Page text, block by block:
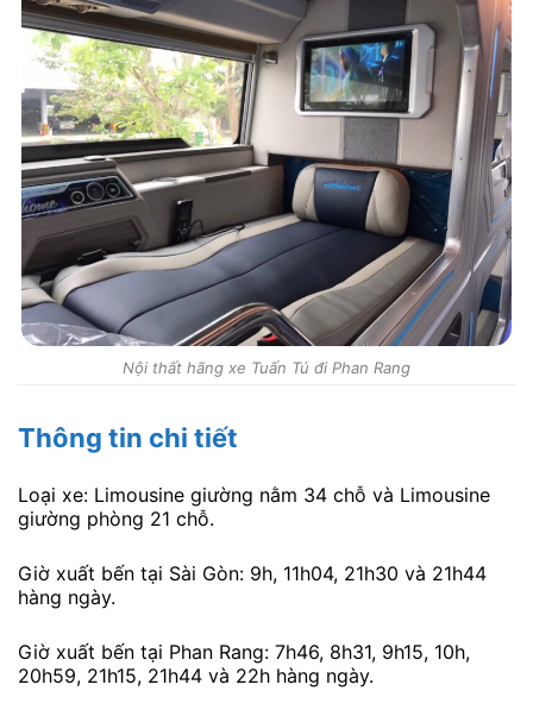
Nội thất hãng xe Tuấn Tú đi Phan Rang
Thông tin chi tiết
Loại xe: Limousine giường nằm 34 chỗ và Limousine
giường phòng 21 chỗ.
Giờ xuất bến tại Sài Gòn: 9h, 11h04, 21h30 và 21h44
hàng ngày.
Giờ xuất bến tại Phan Rang: 7h46, 8h31, 9h15, 10h,
20h59, 21h15, 21h44 và 22h hàng ngày.